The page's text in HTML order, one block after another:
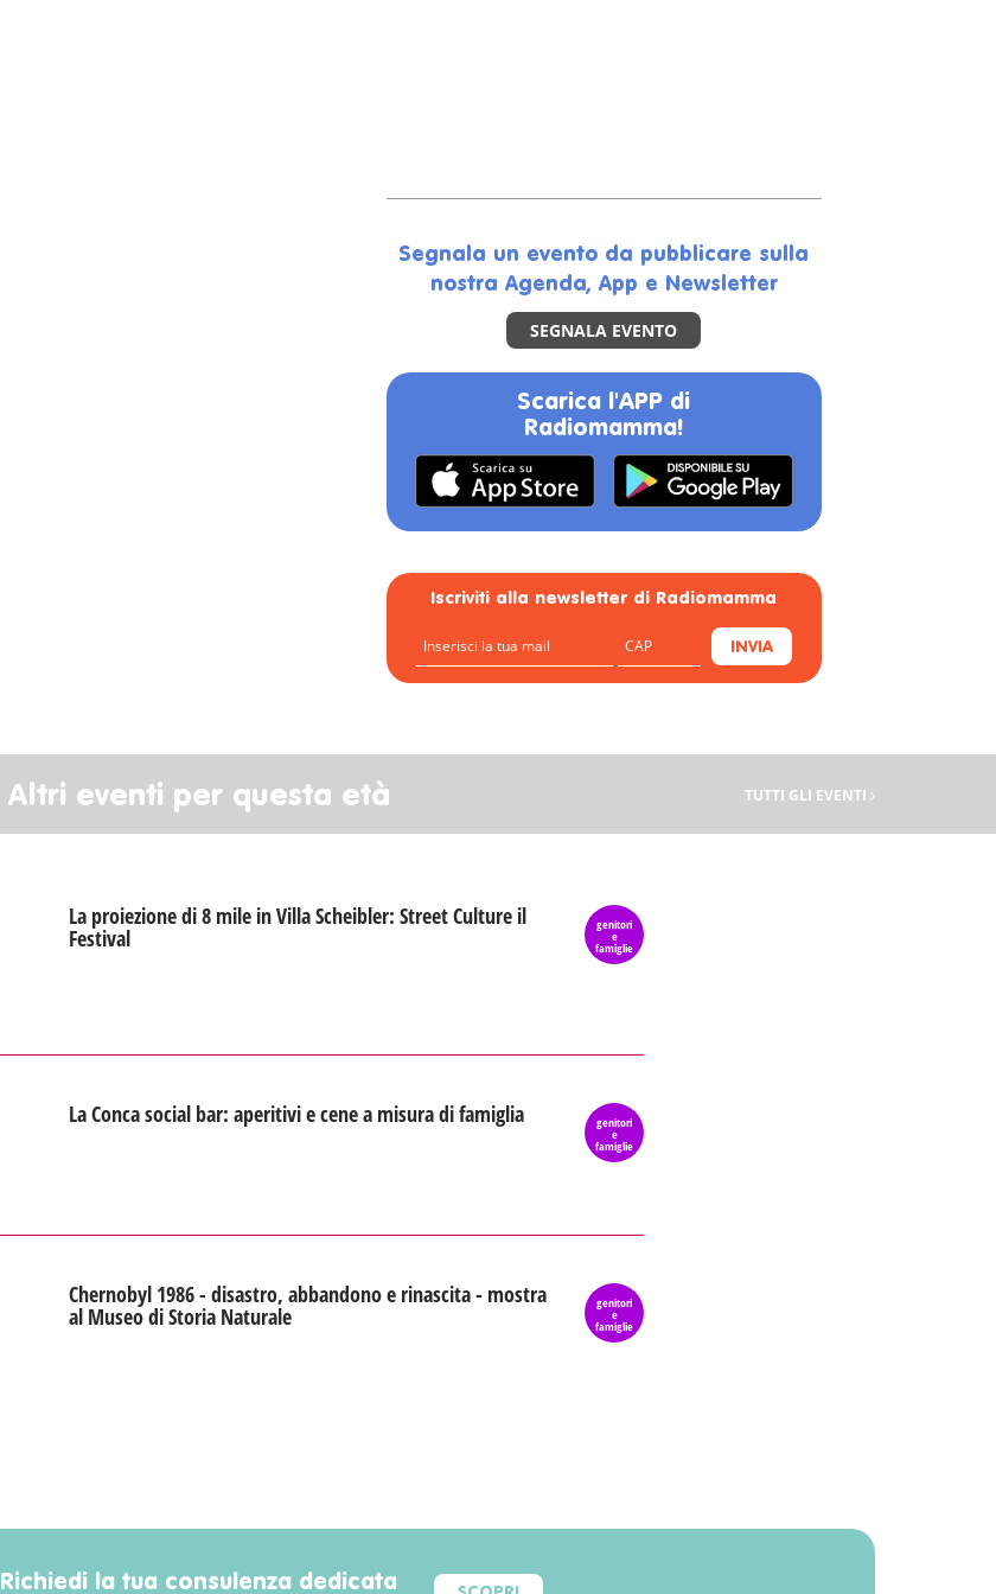
Segnala un evento da pubblicare sulla
nostra Agenda, App e Newsletter
SEGNALA EVENTO
Scarica l'APP di
Radiomamma!
Iscriviti alla newsletter di Radiomamma
INVIA
Altri eventi per questa età TUTTI GLI EVENTI
La proiezione di 8 mile in Villa Scheibler: Street Culture il
Festival genitori
e
famiglie
La Conca social bar: aperitivi e cene a misura di famiglia genitori
e
famiglie
Chernobyl 1986 - disastro, abbandono e rinascita - mostra
al Museo di Storia Naturale genitori
e
famiglie
Richiedi la tua consulenza dedicata